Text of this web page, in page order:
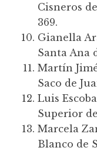
Cisneros
369.
Gianella
Santa Ana
Martín
Saco de
Luis
Superior
Marcela
Blanco de